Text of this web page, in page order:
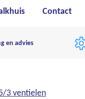
Contact
en advies
3 ventielen